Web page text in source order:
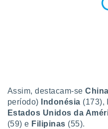
Assim, destacam-seChina
período)
Indonésia (173),
Estados Unidos da
(59) e Filipinas (55).